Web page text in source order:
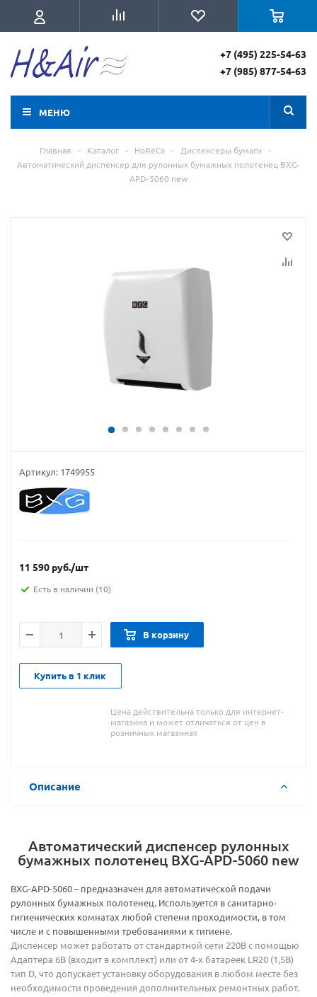
+7 (495) 225-54-63
+7 (985) 877-54-63
МЕНЮ
Главная - Каталог - HoReCa - Диспенсеры бумаги
-
Автоматический диспенсер для рулонных бумажных полотенец BXG-
APD-5060 new
Артикул: 1749955
11 590 руб./шт
Есть в наличии (10)
В корзину
Купить в 1 клик
Цена действительна только для интернет-
магазина и может отличаться от цен в
розничных магазинах
Описание
Автоматический диспенсер рулонных
бумажных полотенец BXG-APD-5060 new
BXG-APD-5060 – предназначен для автоматической подачи
рулонных бумажных полотенец. Используется в санитарно-
гигиенических комнатах любой степени проходимости, в том
числе и с повышенными требованиями к гигиене.
Диспенсер может работать от стандартной сети 220В с помощью
Адаптера 6В (входит в комплект) или от 4-х батареек LR20 (1,5В)
тип D, что допускает установку оборудования в любом месте без
необходимости проведения дополнительных ремонтных работ.